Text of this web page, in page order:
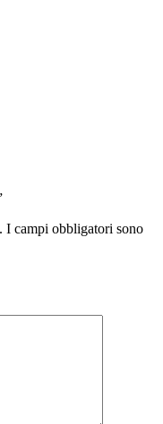
I campi obbligatori sono